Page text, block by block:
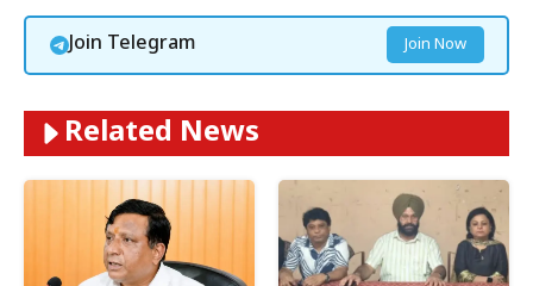
Join Telegram Join Now
Related News